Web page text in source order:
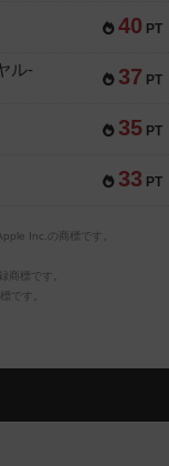
40 PT
37 PT
ル-
35 PT
33 PT
Inc.の商標です。
商標です。
です。